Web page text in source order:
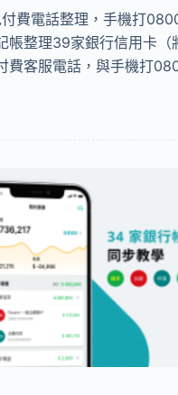
費電話整理，手機打
帳整理39家銀行信用卡（
費客服電話，與手機打